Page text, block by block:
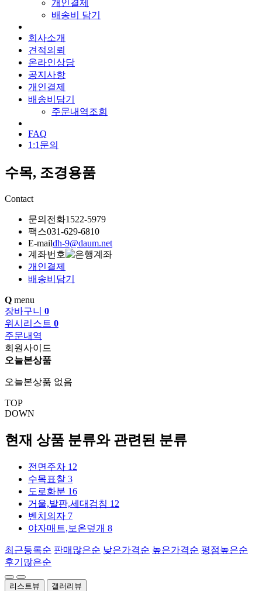
개인결제
배송비 담기
회사소개
견적의뢰
온라인상담
공지사항
개인결제
배송비담기
주문내역조회
FAQ
1:1문의
수목, 조경용품
Contact
문의전화1522-5979
팩스031-629-6810
E-maildh-9@daum.net
계좌번호
개인결제
배송비담기
Q menu
장바구니 0
위시리스트 0
주문내역
회원사이드
오늘본상품
오늘본상품 없음
TOP
DOWN
현재 상품 분류와 관련된 분류
전면주차 12
수목표찰 3
도로화분 16
거울,발판,세대검침 12
벤치의자 7
야자매트,보온덮개 8
최근등록순 판매많은순 낮은가격순 높은가격순 평점높은순
후기많은순
리스트뷰 갤러리뷰